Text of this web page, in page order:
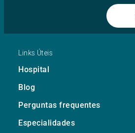
Links Úteis
Hospital
Blog
Perguntas frequentes
Especialidades